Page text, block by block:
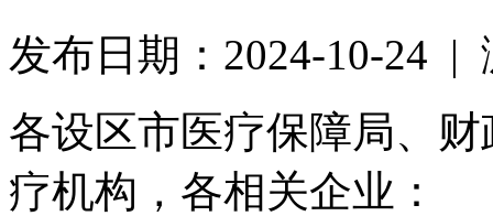
发布日期：2024-10-24 |
各设区市医疗保障局、
疗机构，各相关企业：